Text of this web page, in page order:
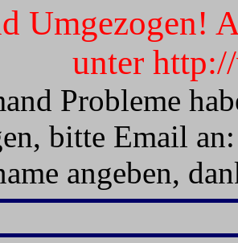
Umgezogen!
unter
Probleme
bitte Email
angeben,